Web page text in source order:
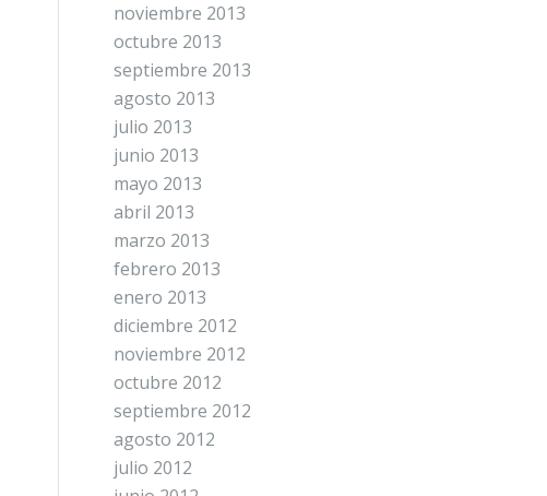
noviembre 2013
octubre 2013
septiembre 2013
agosto 2013
julio 2013
junio 2013
mayo 2013
abril 2013
marzo 2013
febrero 2013
enero 2013
diciembre 2012
noviembre 2012
octubre 2012
septiembre 2012
agosto 2012
julio 2012